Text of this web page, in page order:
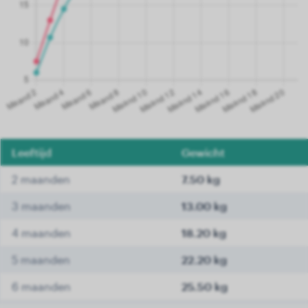
Leeftijd Gewicht
2 maanden 7.50 kg
3 maanden 13.00 kg
4 maanden 18.20 kg
5 maanden 22.20 kg
6 maanden 25.50 kg